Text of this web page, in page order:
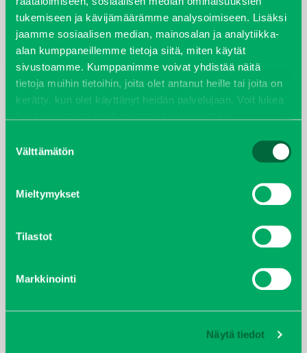
tukemiseen ja kävijämäärämme analysoimiseen. Lisäksi
jaamme sosiaalisen median, mainosalan ja analytiikka-
alan kumppaneillemme tietoja siitä, miten käytät
sivustoamme. Kumppanimme voivat yhdistää näitä
tietoja muihin tietoihin, joita olet antanut heille tai joita on
kerätty, kun olet käyttänyt heidän palvelujaan. Voit lukea
valinta
Välttämätön
Mieltymykset
Tilastot
Markkinointi
Näytä tiedot
joulukuu 2022
huhtikuu 2022
helmikuu 2022
kesäkuu 2021
tammikuu 2021